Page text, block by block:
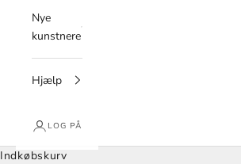
Nye
kunstnere
Hjælp
LOG PÅ
Indkøbskurv